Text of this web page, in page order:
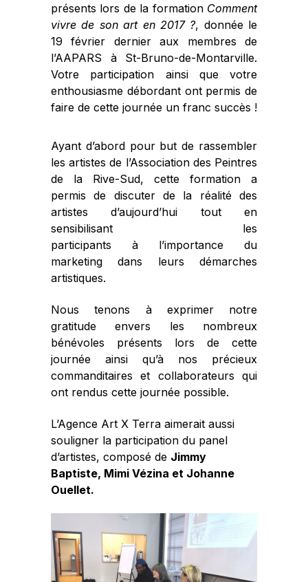
présents lors de la formation Comment
vivre de son art en 2017 ?, donnée le
19 février dernier aux membres de
l’AAPARS à St-Bruno-de-Montarville.
Votre participation ainsi que votre
enthousiasme débordant ont permis de
faire de cette journée un franc succès !
Ayant d’abord pour but de rassembler
les artistes de l’Association des Peintres
de la Rive-Sud, cette formation a
permis de discuter de la réalité des
artistes d’aujourd’hui tout en
sensibilisant les
participants à l’importance du
marketing dans leurs démarches
artistiques.
Nous tenons à exprimer notre
gratitude envers les nombreux
bénévoles présents lors de cette
journée ainsi qu’à nos précieux
commanditaires et collaborateurs qui
ont rendus cette journée possible.
L’Agence Art X Terra aimerait aussi
souligner la participation du panel
d’artistes, composé de Jimmy
Baptiste, Mimi Vézina et Johanne
Ouellet.